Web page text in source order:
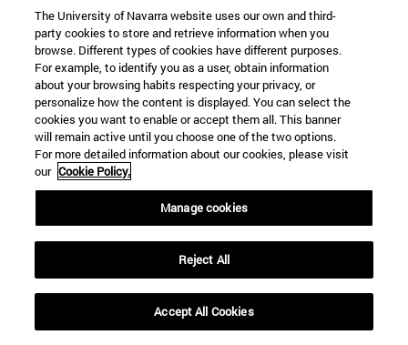
Tratado firmado por la India y Estados Unidos en
octubre de 2019 para mejorar la seguridad en la región
del Indo-Pacífico. Su objetivo es el intercambio de
sistemas de seguimiento, localización e inteligencia.
[3]Chilamkuri Raja Mohan, "Trilateral
Perspective".Chinawatch. Conecting
Thinkers..http://www.chinawatch.cn/a/202102/05/WS
60349146a310acc46eb43e2d.html
Consolidating and Rebalancing Ties,” en Tanvi
Madan, “India And The Biden Administration:
Consolidating And Rebalancing Ties”,.
The University of Navarra website uses our own and third-
party cookies to store and retrieve information when you
browse. Different types of cookies have different purposes.
For example, to identify you as a user, obtain information
about your browsing habits respecting your privacy, or
personalize how the content is displayed. You can select the
cookies you want to enable or accept them all. This banner
will remain active until you choose one of the two options.
For more detailed information about our cookies, please visit
our Cookie Policy.
Manage cookies
Reject All
Accept All Cookies